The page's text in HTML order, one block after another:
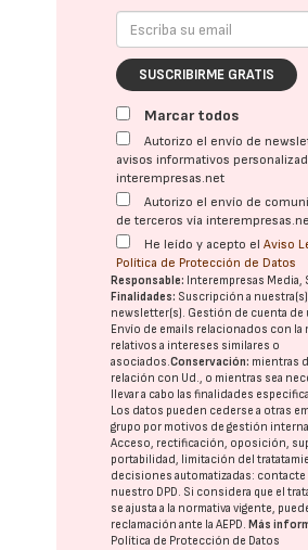
SUSCRIBIRME GRATIS
Marcar todos
Autorizo el envío de
avisos informativos
interempresas.net
Autorizo el envío de
de terceros vía
He leído y acepto elAviso
Política de Protección de Datos
Responsable: Interempresas Media,
Finalidades: Suscripción a nuestra(s)
newsletter(s). Gestión de cuenta de
Envío de emails relacionados con la
relativos a intereses similares o
asociados.Conservación: mientras
relación con Ud., o mientras sea
llevar a cabo las finalidades
Los datos pueden cederse a otras
grupo por motivos de gestión
Acceso, rectificación, oposición,
portabilidad, limitación del
decisiones automatizadas: contacte
nuestro DPD. Si considera que el
se ajusta a la normativa vigente,
reclamación ante laAEPD. Más
Política de Protección de Datos